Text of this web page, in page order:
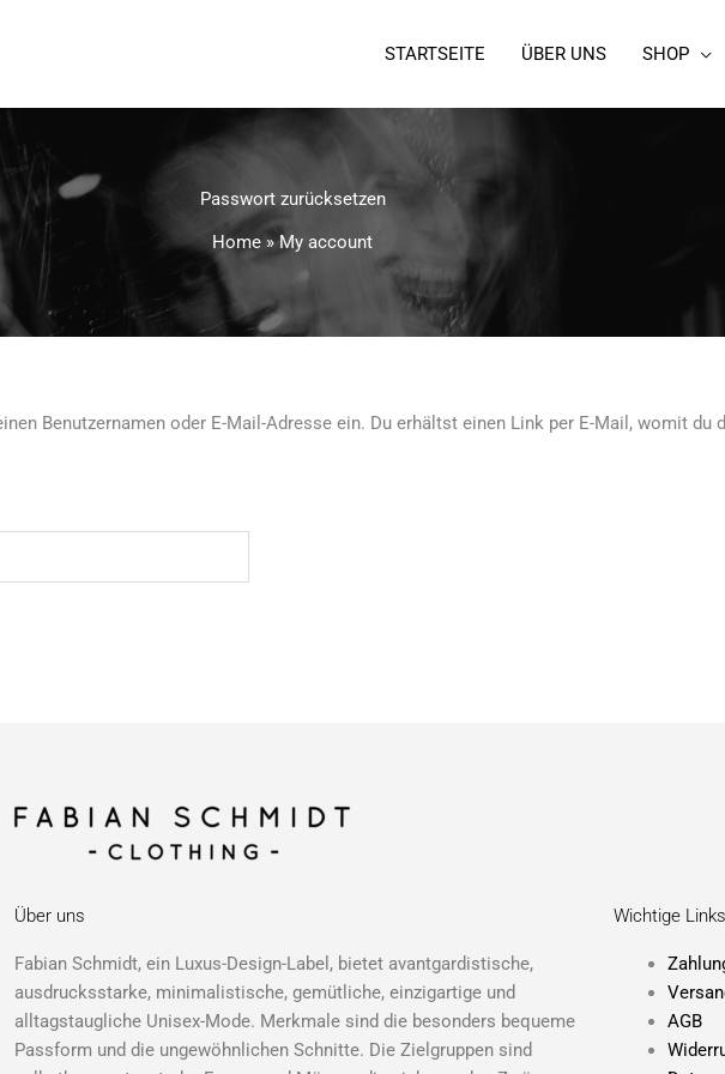
STARTSEITE ÜBER UNS SHOP
Passwort zurücksetzen
Home » My account
Benutzernamen oder E-Mail-Adresse ein. Du erhältst einen Link per E-Mail, womit du
Über uns
Fabian Schmidt, ein Luxus-Design-Label, bietet avantgardistische,
ausdrucksstarke, minimalistische, gemütliche, einzigartige und
alltagstaugliche Unisex-Mode. Merkmale sind die besonders bequeme
Passform und die ungewöhnlichen Schnitte. Die Zielgruppen sind
Wichtige Links
AGB